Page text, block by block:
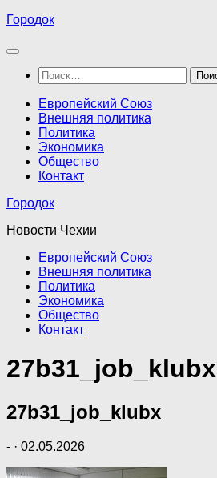
Перейти
содержимому
Городок
Найти:
Европейский Союз
Внешняя политика
Политика
Экономика
Общество
Контакт
Городок
Новости Чехии
Европейский Союз
Внешняя политика
Политика
Экономика
Общество
Контакт
27b31_job_klubx
27b31_job_klubx
- · 02.05.2026